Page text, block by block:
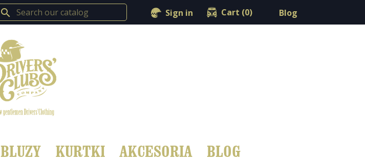
search  Sign in shopping_cart Cart (0) Blog
BLUZY KURTKI AKCESORIA BLOG